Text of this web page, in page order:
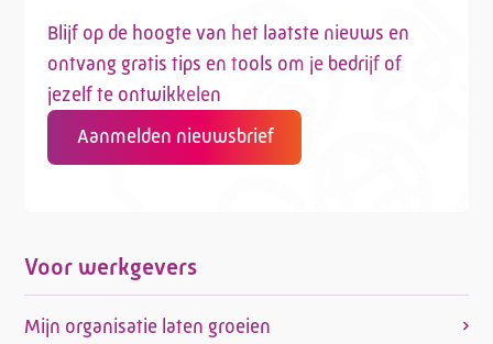
Blijf op de hoogte van het laatste nieuws en
ontvang gratis tips en tools om je bedrijf of
jezelf te ontwikkelen
Aanmelden nieuwsbrief
Voor werkgevers
Mijn organisatie laten groeien